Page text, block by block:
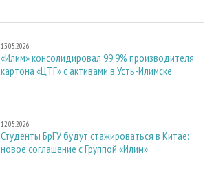
13.05.2026
«Илим» консолидировал 99,9% производителя
картона «ЦТГ» с активами в Усть-Илимске
12.05.2026
Студенты БрГУ будут стажироваться в Китае:
новое соглашение с Группой «Илим»